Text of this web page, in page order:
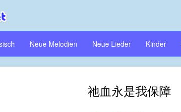
Neue Melodien Neue Lieder Kinder
祂血永是我保障